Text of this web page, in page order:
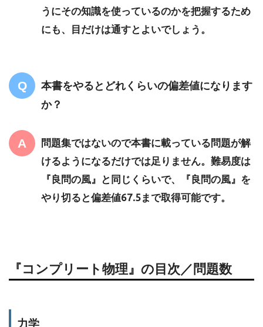
うにその知識を使っているのかを把握するため
にも、目だけは通すとよいでしょう。
本書をやるとどれくらいの偏差値になります
か？
問題集ではないので本書に載っている問題が解
けるようになるだけでは足りません。難易度は
『良問の風』と同じくらいで、『良問の風』を
やり切ると偏差値67.5まで取得可能です。
『コンプリート物理』の目次／問題数
力学